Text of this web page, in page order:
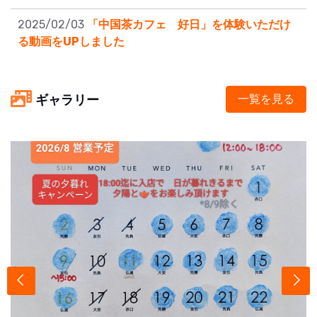
2025/02/03
「中国茶カフェ 好日」を体験いただけ
る動画をUPしました
ギャラリー 一覧を見る